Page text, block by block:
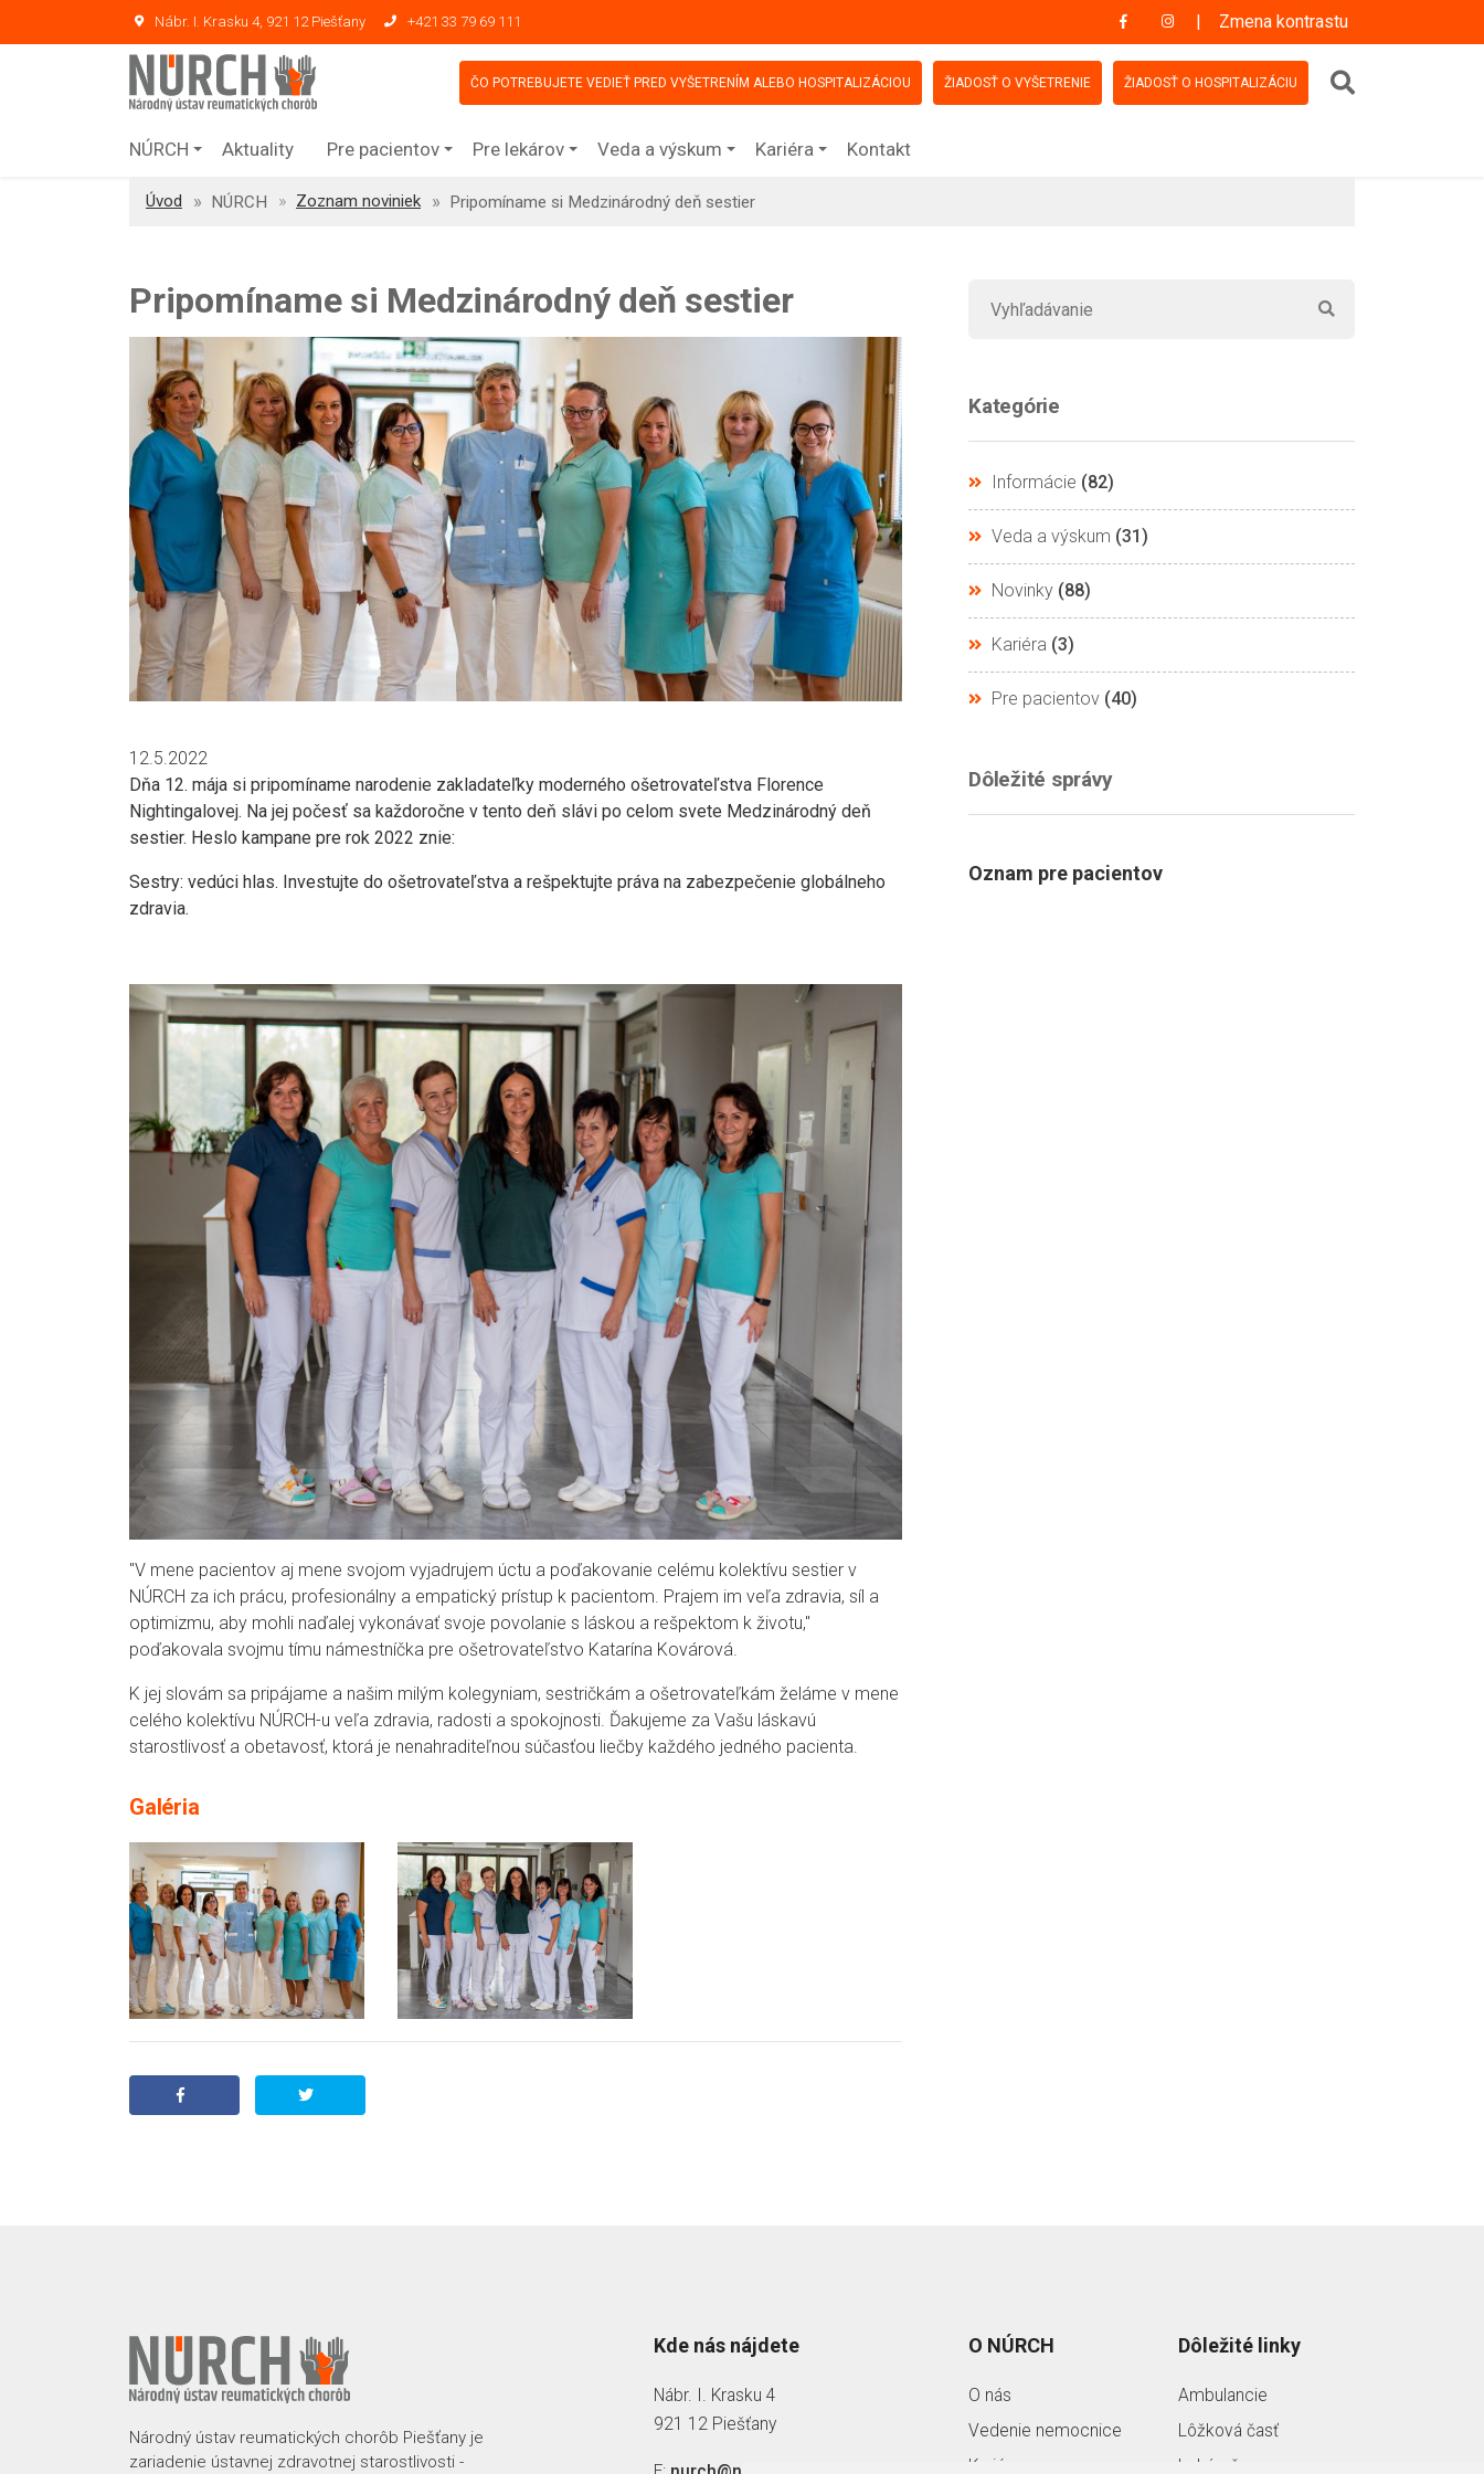
Nábr. I. Krasku 4, 921 12 Piešťany +421 33 79 69 111 Zmena kontrastu
ČO POTREBUJETE VEDIEŤ PRED VYŠETRENÍM ALEBO HOSPITALIZÁCIOU ŽIADOSŤ O VYŠETRENIE ŽIADOSŤ O HOSPITALIZÁCIU
NÚRCH Aktuality Pre pacientov Pre lekárov Veda a výskum Kariéra Kontakt
Úvod NÚRCH Zoznam noviniek Pripomíname si Medzinárodný deň sestier
Pripomíname si Medzinárodný deň sestier
12.5.2022
Dňa 12. mája si pripomíname narodenie zakladateľky moderného ošetrovateľstva Florence
Nightingalovej. Na jej počesť sa každoročne v tento deň slávi po celom svete Medzinárodný deň
sestier. Heslo kampane pre rok 2022 znie:
Sestry: vedúci hlas. Investujte do ošetrovateľstva a rešpektujte práva na zabezpečenie globálneho
zdravia.
"V mene pacientov aj mene svojom vyjadrujem úctu a poďakovanie celému kolektívu sestier v
NÚRCH za ich prácu, profesionálny a empatický prístup k pacientom. Prajem im veľa zdravia, síl a
optimizmu, aby mohli naďalej vykonávať svoje povolanie s láskou a rešpektom k životu,"
poďakovala svojmu tímu námestníčka pre ošetrovateľstvo Katarína Kovárová.
K jej slovám sa pripájame a našim milým kolegyniam, sestričkám a ošetrovateľkám želáme v mene
celého kolektívu NÚRCH-u veľa zdravia, radosti a spokojnosti. Ďakujeme za Vašu láskavú
starostlivosť a obetavosť, ktorá je nenahraditeľnou súčasťou liečby každého jedného pacienta.
Galéria
Kategórie
Informácie (82)
Veda a výskum (31)
Novinky (88)
Kariéra (3)
Pre pacientov (40)
Dôležité správy
Oznam pre pacientov
Národný ústav reumatických chorôb Piešťany je
zariadenie ústavnej zdravotnej starostlivosti -
Kde nás nájdete
Nábr. I. Krasku 4
921 12 Piešťany
O NÚRCH
O nás
Vedenie nemocnice
Kariéra
Dôležité linky
Ambulancie
Lôžková časť
Lekáreň